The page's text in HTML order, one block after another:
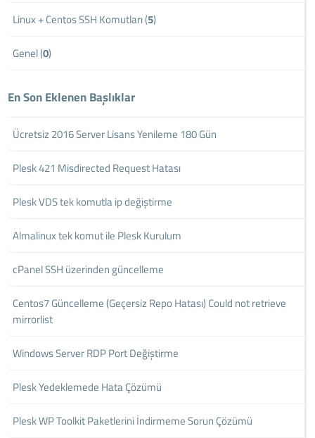
Linux + Centos SSH Komutları (5)
Genel (0)
En Son Eklenen Başlıklar
Ücretsiz 2016 Server Lisans Yenileme 180 Gün
Plesk 421 Misdirected Request Hatası
Plesk VDS tek komutla ip değiştirme
Almalinux tek komut ile Plesk Kurulum
cPanel SSH üzerinden güncelleme
Centos7 Güncelleme (Geçersiz Repo Hatası) Could not retrieve
mirrorlist
Windows Server RDP Port Değiştirme
Plesk Yedeklemede Hata Çözümü
Plesk WP Toolkit Paketlerini İndirmeme Sorun Çözümü